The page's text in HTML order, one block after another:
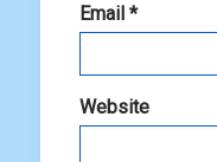
Email *
Website